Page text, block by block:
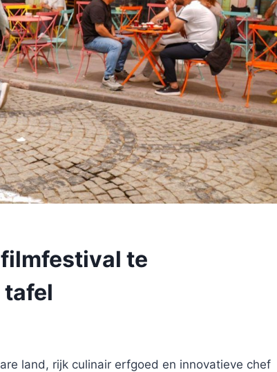
te
tafel
land, rijk culinair erfgoed en innovatieve chef